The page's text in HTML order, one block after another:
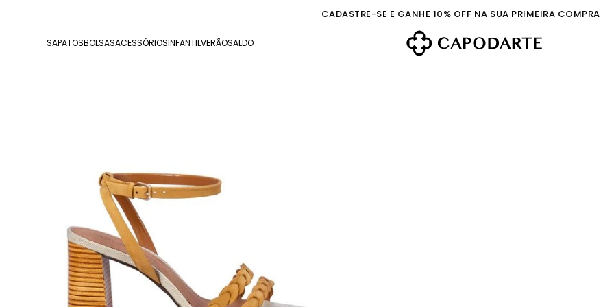
CADASTRE-SE E GANHE 10% OFF NA SUA PRIMEIRA COMPRA
SAPATOSBOLSASACESSÓRIOSINFANTILVERÃOSALDO